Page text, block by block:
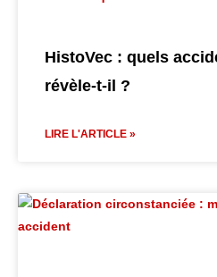
HistoVec : quels
révèle-t-il ?
LIRE L'ARTICLE »